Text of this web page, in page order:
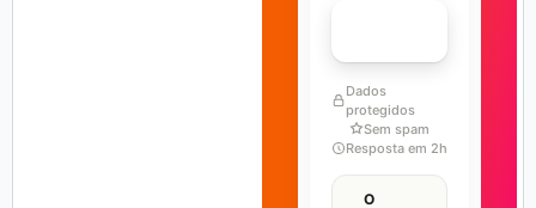
Dados
protegidos
Sem spam
Resposta em 2h
O